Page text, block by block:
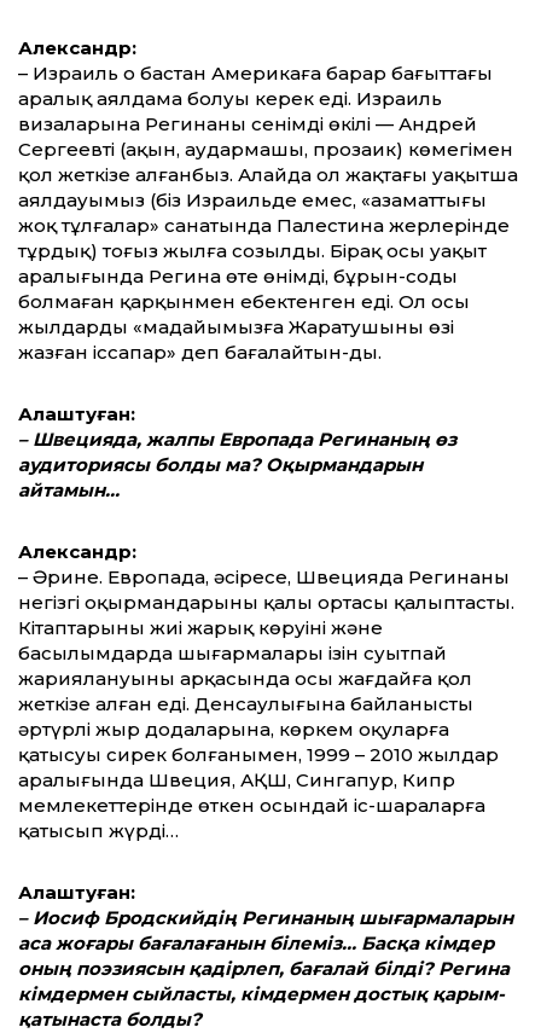
Александр:
– Израиль о бастан Америкаға барар бағыттағы
аралық аялдама болуы керек еді. Израиль
визаларына Регинаның сенімді өкілі — Андрей
Сергеевтің (ақын, аудармашы, прозаик) көмегімен
қол жеткізе алғанбыз. Алайда ол жақтағы уақытша
аялдауымыз (біз Израильде емес, «азаматтығы
жоқ тұлғалар» санатында Палестина жерлерінде
тұрдық) тоғыз жылға созылды. Бірақ осы уақыт
аралығында Регина өте өнімді, бұрын-соңды
болмаған қарқынмен еңбектенген еді. Ол осы
жылдарды «маңдайымызға Жаратушының өзі
жазған іссапар» деп бағалайтын-ды.
Алаштуған:
– Швецияда, жалпы Европада Регинаның өз
аудиториясы болды ма? Оқырмандарын
айтамын…
Александр:
– Әрине. Европада, әсіресе, Швецияда Регинаның
негізгі оқырмандарының қалың ортасы қалыптасты.
Кітаптарының жиі жарық көруінің және
басылымдарда шығармалары ізін суытпай
жариялануының арқасында осы жағдайға қол
жеткізе алған еді. Денсаулығына байланысты
әртүрлі жыр додаларына, көркем оқуларға
қатысуы сирек болғанымен, 1999 – 2010 жылдар
аралығында Швеция, АҚШ, Сингапур, Кипр
мемлекеттерінде өткен осындай іс-шараларға
қатысып жүрді…
Алаштуған:
– Иосиф Бродскийдің Регинаның шығармаларын
аса жоғары бағалағанын білеміз… Басқа кімдер
оның поэзиясын қадірлеп, бағалай білді? Регина
кімдермен сыйласты, кімдермен достық қарым-
қатынаста болды?